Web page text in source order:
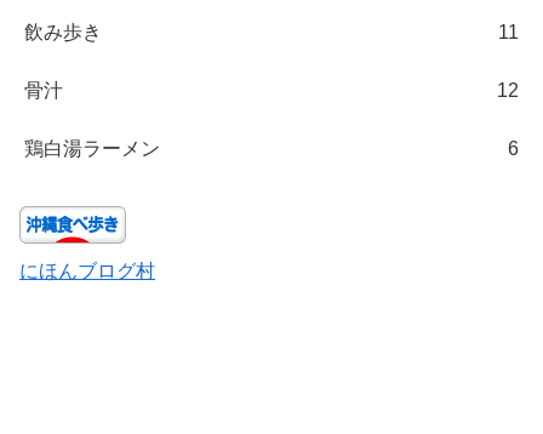
飲み歩き 11
骨汁 12
鶏白湯ラーメン 6
にほんブログ村